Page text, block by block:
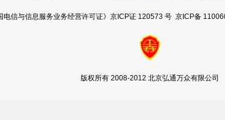
电信与信息服务业务经营许可证》京ICP证 120573 号 京ICP备
版权所有 2008-2012 北京弘通万众有限公司